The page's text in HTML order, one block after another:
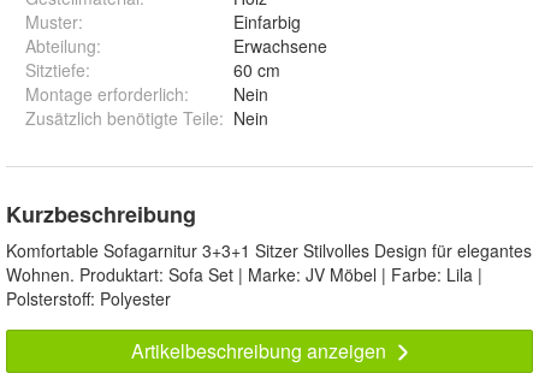
Muster:
Einfarbig
Abteilung:
Erwachsene
Sitztiefe:
60 cm
Montage erforderlich:
Nein
Zusätzlich benötigte Teile: Nein
Kurzbeschreibung
Komfortable Sofagarnitur 3+3+1 Sitzer Stilvolles Design für elegantes
Wohnen. Produktart: Sofa Set | Marke: JV Möbel | Farbe: Lila |
Polsterstoff: Polyester
Artikelbeschreibung anzeigen